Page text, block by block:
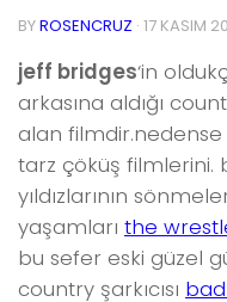
BYROSENCRUZ · 17 KASIM
jeff bridges‘in
arkasına aldığı
alan
tarz çöküş filmlerini.
yıldızlarının
yaşamları the
bu sefer eski güzel
country şarkıcısı